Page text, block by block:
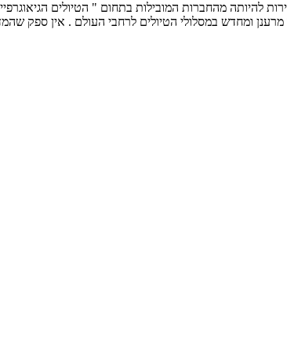
1998, בירושלים, והתרחבה במהירות להיותה מהחברות המובילות
ומחדש במסלולי הטיולים לרחבי העולם . אין ספק